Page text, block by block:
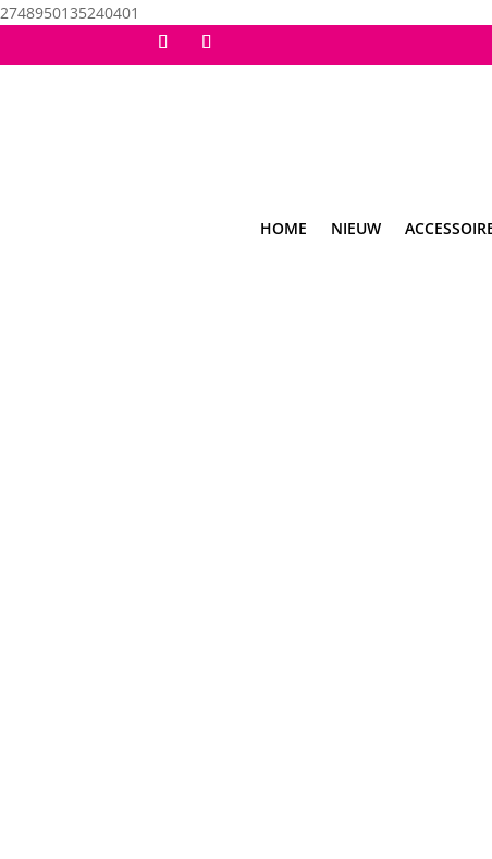
2748950135240401
HOME NIEUW